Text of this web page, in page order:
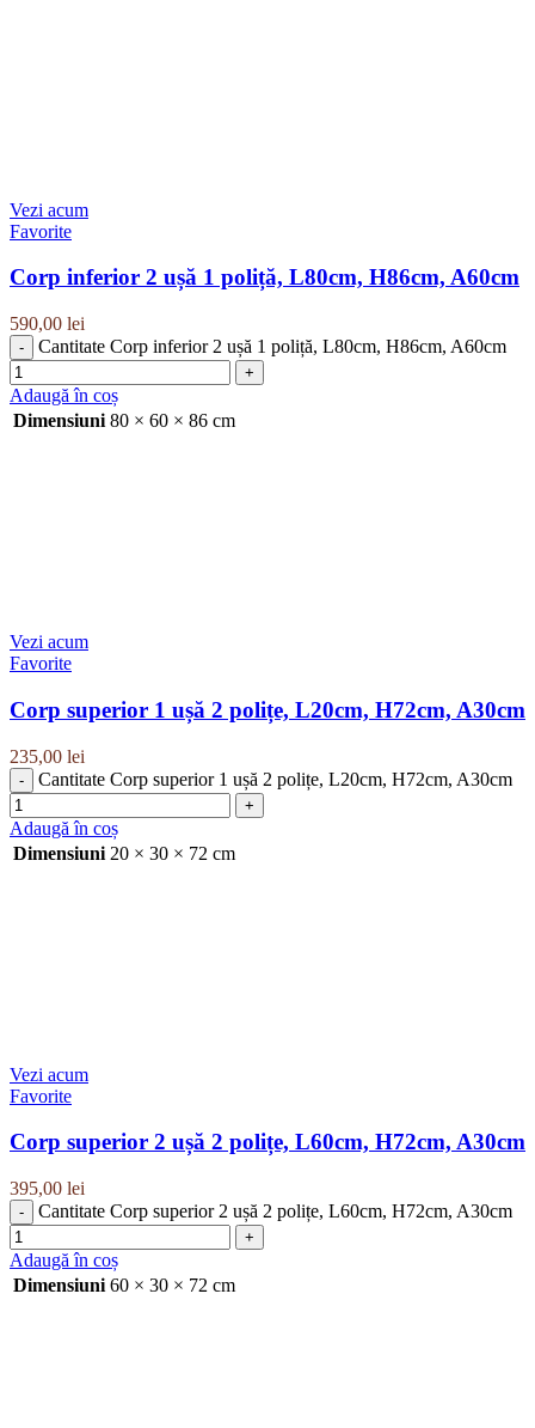
Vezi acum
Favorite
Corp inferior 2 ușă 1 poliță, L80cm, H86cm, A60cm
590,00 lei
Cantitate Corp inferior 2 ușă 1 poliță, L80cm, H86cm, A60cm
Adaugă în coș
Dimensiuni 80 × 60 × 86 cm
Vezi acum
Favorite
Corp superior 1 ușă 2 polițe, L20cm, H72cm, A30cm
235,00 lei
Cantitate Corp superior 1 ușă 2 polițe, L20cm, H72cm, A30cm
Adaugă în coș
Dimensiuni 20 × 30 × 72 cm
Vezi acum
Favorite
Corp superior 2 ușă 2 polițe, L60cm, H72cm, A30cm
395,00 lei
Cantitate Corp superior 2 ușă 2 polițe, L60cm, H72cm, A30cm
Adaugă în coș
Dimensiuni 60 × 30 × 72 cm